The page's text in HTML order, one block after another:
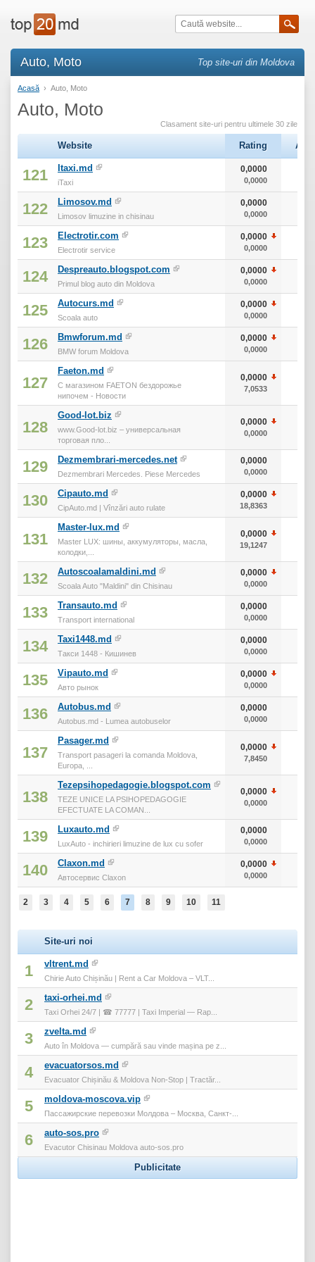
Auto, Moto Top site-uri din Moldova
Acasă › Auto, Moto
Auto, Moto
Clasament site-uri pentru ultimele 30 zile
Website Rating
121 Itaxi.md
iTaxi
0,0000
0,0000
122 Limosov.md
Limosov limuzine in chisinau
0,0000
0,0000
123 Electrotir.com
Electrotir service
0,0000
0,0000
124 Despreauto.blogspot.com
Primul blog auto din Moldova
0,0000
0,0000
125 Autocurs.md
Scoala auto
0,0000
0,0000
126 Bmwforum.md
BMW forum Moldova
0,0000
0,0000
127
Faeton.md
С магазином FAETON бездорожье
нипочем - Новости
0,0000
7,0533
128
Good-lot.biz
www.Good-lot.biz – универсальная
торговая пло...
0,0000
0,0000
129 Dezmembrari-mercedes.net
Dezmembrari Mercedes. Piese Mercedes
0,0000
0,0000
130 Cipauto.md
CipAuto.md | Vînzări auto rulate
0,0000
18,8363
131
Master-lux.md
Master LUX: шины, аккумуляторы, масла,
колодки,...
0,0000
19,1247
132 Autoscoalamaldini.md
Scoala Auto "Maldini" din Chisinau
0,0000
0,0000
133 Transauto.md
Transport international
0,0000
0,0000
134 Taxi1448.md
Такси 1448 - Кишинев
0,0000
0,0000
135 Vipauto.md
Авто рынок
0,0000
0,0000
136 Autobus.md
Autobus.md - Lumea autobuselor
0,0000
0,0000
137
Pasager.md
Transport pasageri la comanda Moldova,
Europa, ...
0,0000
7,8450
138
Tezepsihopedagogie.blogspot.com
TEZE UNICE LA PSIHOPEDAGOGIE
EFECTUATE LA COMAN...
0,0000
0,0000
139 Luxauto.md
LuxAuto - inchirieri limuzine de lux cu sofer
0,0000
0,0000
140 Claxon.md
Автосервис Claxon
0,0000
0,0000
2 3 4 5 6 7 8 9 10 11
Site-uri noi
1 vltrent.md
Chirie Auto Chișinău | Rent a Car Moldova – VLT...
2 taxi-orhei.md
Taxi Orhei 24/7 | ☎ 77777 | Taxi Imperial — Rap...
3 zvelta.md
Auto în Moldova — cumpără sau vinde mașina pe z...
4 evacuatorsos.md
Evacuator Chișinău & Moldova Non-Stop | Tractăr...
5 moldova-moscova.vip
Пассажирские перевозки Молдова – Москва, Санкт-...
6 auto-sos.pro
Evacutor Chisinau Moldova auto-sos.pro
Publicitate